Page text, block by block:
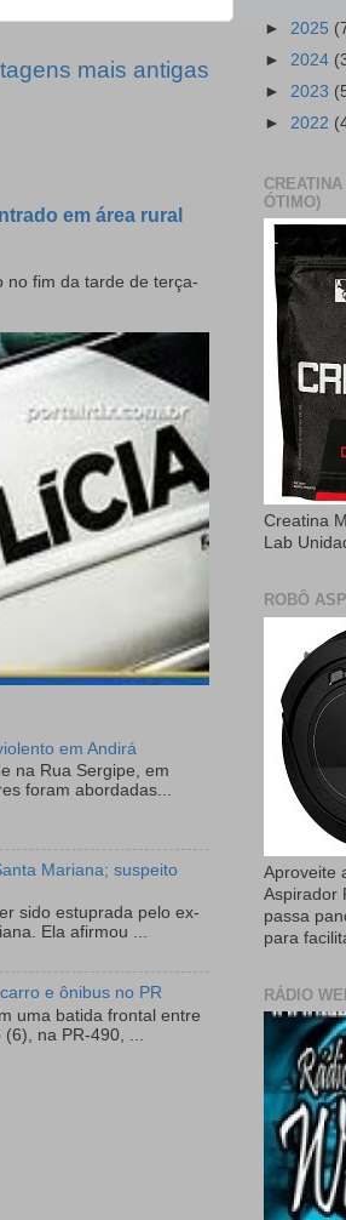
mais antigas
em área rural
no fim da tarde de terça-
em Andirá
na Rua Sergipe, em
foram abordadas...
Mariana; suspeito
sido estuprada pelo ex-
Ela afirmou ...
e ônibus no PR
uma batida frontal entre
na PR-490, ...
► 2025
► 2024
► 2023
► 2022
ÓTIMO)
Creatina
Lab
ROBÔ
Aproveite
Aspirador
passa
para
RÁDIO